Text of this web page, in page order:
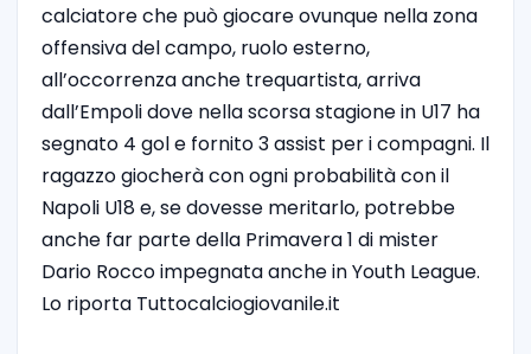
calciatore che può giocare ovunque nella zona
offensiva del campo, ruolo esterno,
all’occorrenza anche trequartista, arriva
dall’Empoli dove nella scorsa stagione in U17 ha
segnato 4 gol e fornito 3 assist per i compagni. Il
ragazzo giocherà con ogni probabilità con il
Napoli U18 e, se dovesse meritarlo, potrebbe
anche far parte della Primavera 1 di mister
Dario Rocco impegnata anche in Youth League.
Lo riporta Tuttocalciogiovanile.it